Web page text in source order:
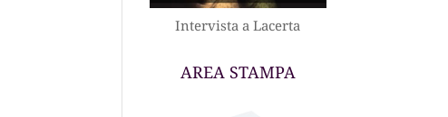
Intervista a Lacerta
AREA STAMPA